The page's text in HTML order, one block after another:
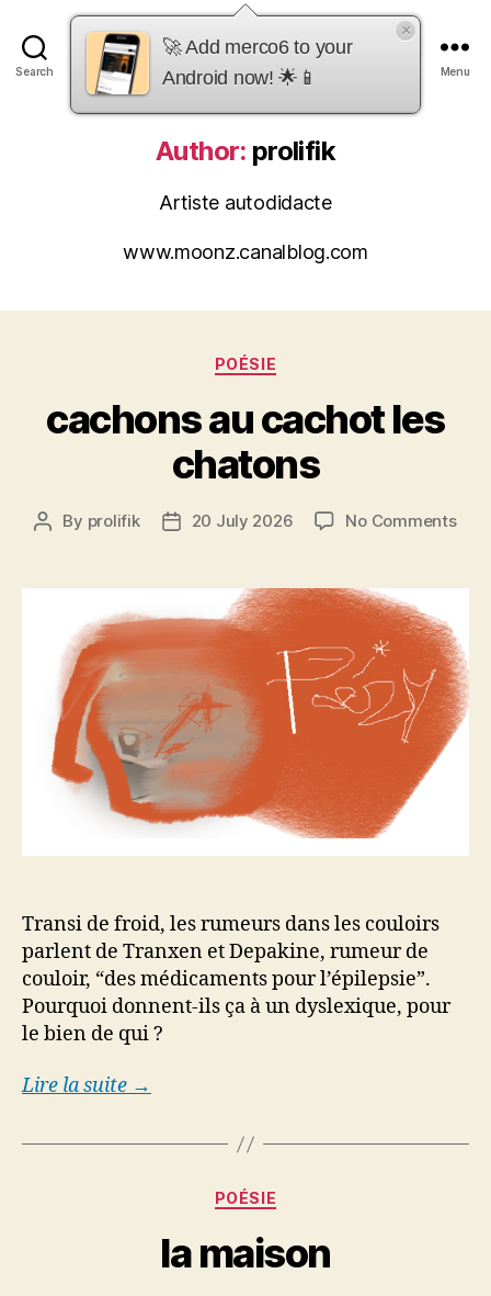
Search
merco6
Menu
Author: prolifik
Artiste autodidacte
www.moonz.canalblog.com
Categories
POÉSIE
cachons au cachot les
chatons
Post
By prolifik
Post20 July 2026 No Commentson
Transi de froid, les rumeurs dans les couloirs
parlent de Tranxen et Depakine, rumeur de
couloir, “des médicaments pour l’épilepsie”.
Pourquoi donnent-ils ça à un dyslexique, pour
le bien de qui ?
Lire la suite →
Categories
POÉSIE
la maison
🚀 Add merco6 to your
Android now! 🌟📱
×